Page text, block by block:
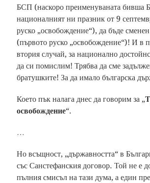
БСП (наскоро преименуваната бивша
националният ни празник от 9
руско „освобождение“), да бъде
(първото руско „освобождение“)! И в
втория случай, за национално
да си помислим! Трябва да сме
братушките! За да имало българска
Което пък налага днес да говорим за „
освобождение“.
…
Но всъщност, „държавността“ в
със Санстефанския договор. Той не е
пълния смисъл на тази дума, а един